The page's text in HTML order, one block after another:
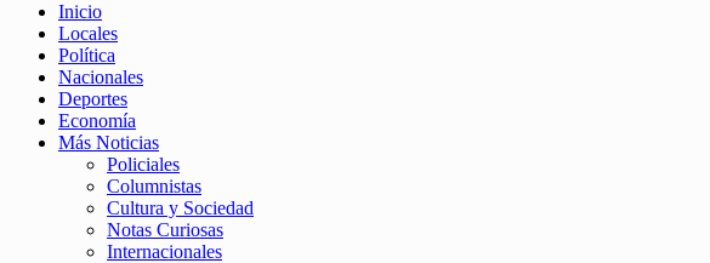
Inicio
Locales
Política
Nacionales
Deportes
Economía
Más Noticias
Policiales
Columnistas
Cultura y Sociedad
Notas Curiosas
Internacionales